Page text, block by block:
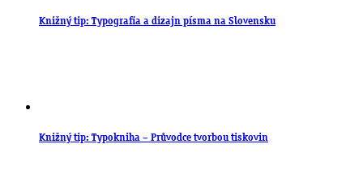
Knižný tip: Typografia a dizajn písma na Slovensku
Knižný tip: Typokniha – Průvodce tvorbou tiskovin